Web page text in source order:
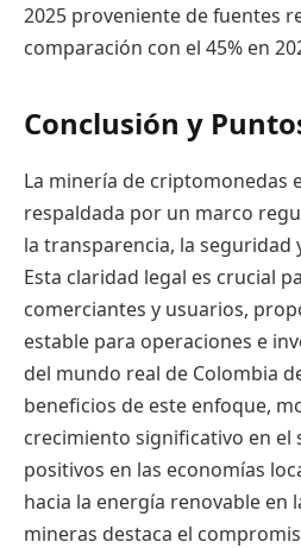
2025 proveniente de fuentes
comparación con el 45% en
Conclusión y
La minería de criptomonedas
respaldada por un marco
la transparencia, la seguridad
Esta claridad legal es crucial
comerciantes y usuarios,
estable para operaciones e
del mundo real de Colombia
beneficios de este enfoque,
crecimiento significativo en el
positivos en las economías
hacia la energía renovable en
mineras destaca el